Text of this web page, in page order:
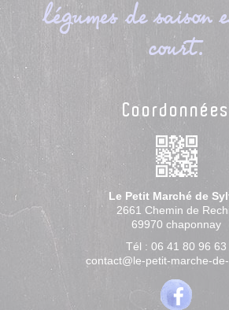
légumes de saison
court.
Coordonnées
Le Petit Marché de
2661 Chemin de
69970 chaponnay
Tél : 06 41 80 96 63
contact@le-petit-marche-